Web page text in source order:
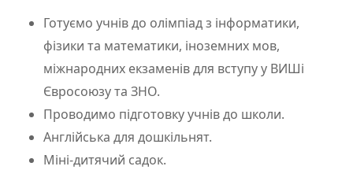
Готуємо учнів до олімпіад з інформатики,
фізики та математики, іноземних мов,
міжнародних екзаменів для вступу у ВИШі
Євросоюзу та ЗНО.
Проводимо підготовку учнів до школи.
Англійська для дошкільнят.
Міні-дитячий садок.